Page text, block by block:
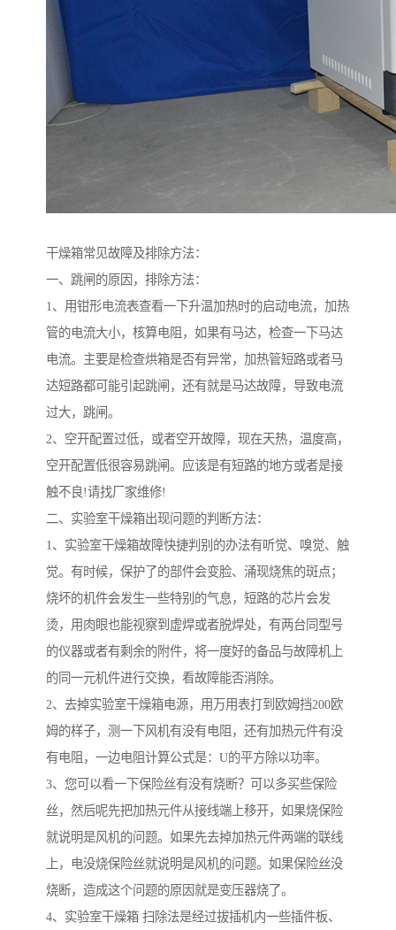
干燥箱常见故障及排除方法：
一、跳闸的原因，排除方法：
1、用钳形电流表查看一下升温加热时的启动电流，加热
管的电流大小，核算电阻，如果有马达，检查一下马达
电流。主要是检查烘箱是否有异常，加热管短路或者马
达短路都可能引起跳闸，还有就是马达故障，导致电流
过大，跳闸。
2、空开配置过低，或者空开故障，现在天热，温度高，
空开配置低很容易跳闸。应该是有短路的地方或者是接
触不良!请找厂家维修!
二、实验室干燥箱出现问题的判断方法：
1、实验室干燥箱故障快捷判别的办法有听觉、嗅觉、触
觉。有时候，保护了的部件会变脸、涌现烧焦的斑点；
烧坏的机件会发生一些特别的气息，短路的芯片会发
烫，用肉眼也能视察到虚焊或者脱焊处，有两台同型号
的仪器或者有剩余的附件，将一度好的备品与故障机上
的同一元机件进行交换，看故障能否消除。
2、去掉实验室干燥箱电源，用万用表打到欧姆挡200欧
姆的样子，测一下风机有没有电阻，还有加热元件有没
有电阻，一边电阻计算公式是：U的平方除以功率。
3、您可以看一下保险丝有没有烧断？可以多买些保险
丝，然后呢先把加热元件从接线端上移开，如果烧保险
就说明是风机的问题。如果先去掉加热元件两端的联线
上，电没烧保险丝就说明是风机的问题。如果保险丝没
烧断，造成这个问题的原因就是变压器烧了。
4、实验室干燥箱 扫除法是经过拔插机内一些插件板、